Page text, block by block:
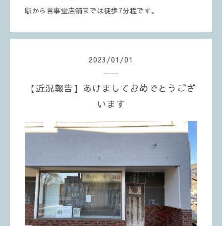
駅から言事堂店舗までは徒歩7分程です。
2023 /01 /01
【近況報告】あけましておめでとうござ
います